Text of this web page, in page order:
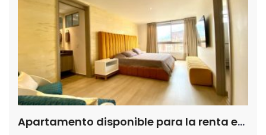
Apartamento disponible para la renta en City Plaza en Envigado Antioquia